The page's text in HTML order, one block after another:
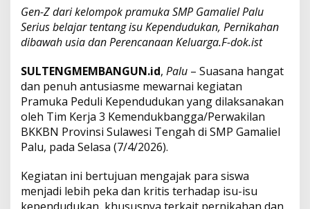
I
s
u
e
n
i
k
a
h
a
D
i
b
Gen-Z dari kelompok pramuka SMP Gamaliel Palu
Serius belajar tentang isu Kependudukan, Pernikahan
dibawah usia dan Perencanaan Keluarga.F-dok.ist
SULTENGMEMBANGUN.id, Palu – Suasana hangat
dan penuh antusiasme mewarnai kegiatan
Pramuka Peduli Kependudukan yang dilaksanakan
oleh Tim Kerja 3 Kemendukbangga/Perwakilan
BKKBN Provinsi Sulawesi Tengah di SMP Gamaliel
Palu, pada Selasa (7/4/2026).
Kegiatan ini bertujuan mengajak para siswa
menjadi lebih peka dan kritis terhadap isu-isu